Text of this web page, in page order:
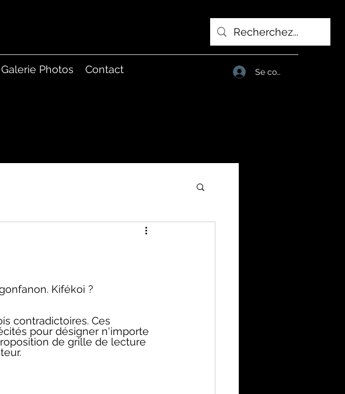
Galerie Photos Contact Se connecter
Kifékoi ?
contradictoires. Ces
pour désigner n'importe
de grille de lecture